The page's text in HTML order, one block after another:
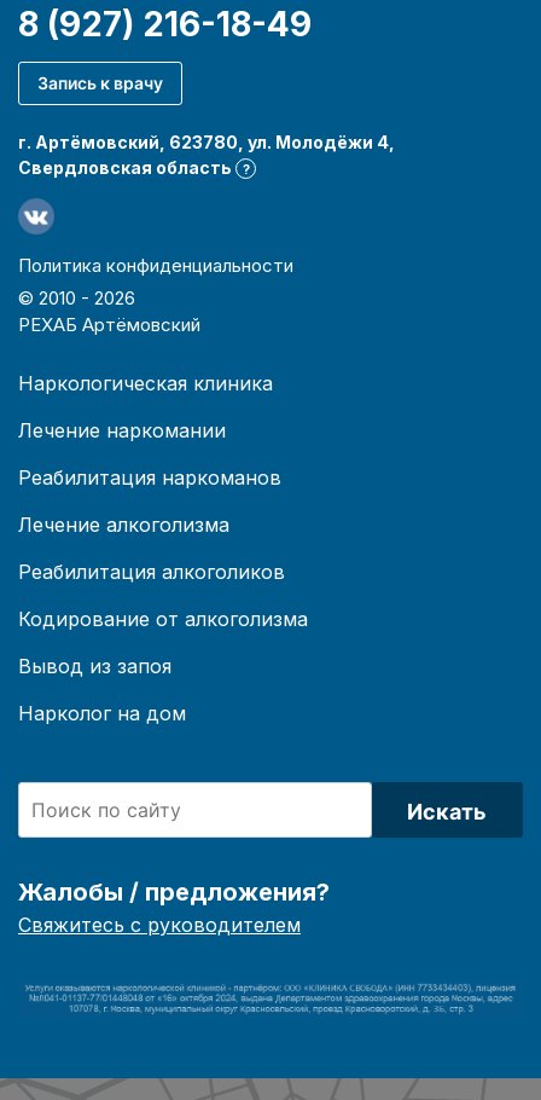
8 (927) 216-18-49
Запись к врачу
г. Артёмовский, 623780, ул. Молодёжи 4,
Свердловская область
?
Политика конфиденциальности
© 2010 - 2026
РЕХАБ Артёмовский
Наркологическая клиника
Лечение наркомании
Реабилитация наркоманов
Лечение алкоголизма
Реабилитация алкоголиков
Кодирование от алкоголизма
Вывод из запоя
Нарколог на дом
Искать
Жалобы / предложения?
Свяжитесь с руководителем